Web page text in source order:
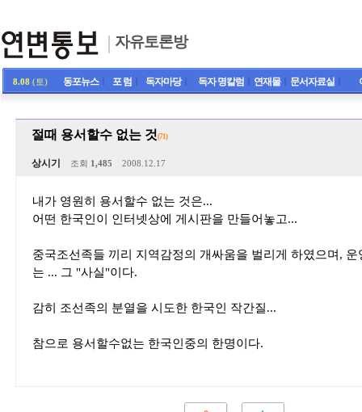
자유토론방
8.08 (토) 동포뉴스ㅣ 포 럼 독자마당ㅣ 독자 명칼럼 연재물ㅣ 문서자료실
절때 용서할수 없는 것(71)
상시기 조회 1,485 2008.12.17
내가 영원히 용서할수 없는 것은...
어떤 한국인이 인터넷상에 게시판을 만들어놓고...
중국조선족들 끼리 지역감정의 개싸움을 벌리게 하였으며,
는 ... 그 "사실"이다.
감히 조선족의 분열을 시도한 한국인 작간질...
참으로 용서할수없는 한국인중의 한명이다.